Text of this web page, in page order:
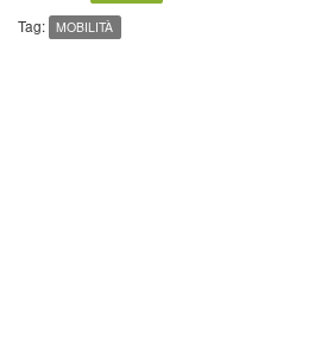
Tag: MOBILITÀ